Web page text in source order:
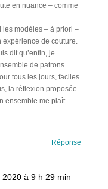
en nuance – comme
les modèles – à priori –
de couture.
dit qu’enfin, je
de patrons
tous les jours, faciles
la réflexion proposée
ensemble me plaît
Réponse
à 9 h 29 min